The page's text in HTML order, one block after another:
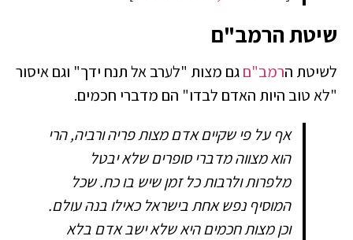
שיטת הרמב"ם
לשיטת הרמב"םגם מצות "לערב אל תנח ידך" וגם איסור
"לא טוב היות האדם לבדו" הם מדברי חכמים.
אף על פי שקיים אדם מצות פריה ורביה, הרי
הוא מצווה מדברי סופרים שלא יבטל
מלפרות ולרבות כל זמן שיש בו כח. שכל
המוסיף נפש אחת בישראל כאילו בנה עולם.
וכן מצות חכמים היא שלא ישב אדם בלא